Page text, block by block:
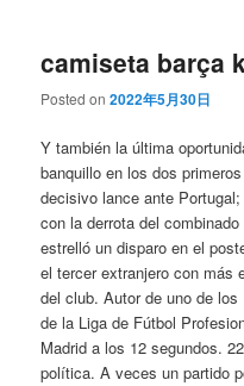
camiseta barça
Posted on2022年5月30日
Y también la última
banquillo en los dos
decisivo lance ante
con la derrota del
estrelló un disparo en el
el tercer extranjero con más
del club. Autor de uno de
de la Liga de Fútbol
Madrid a los 12 segundos.
política. A veces un partido